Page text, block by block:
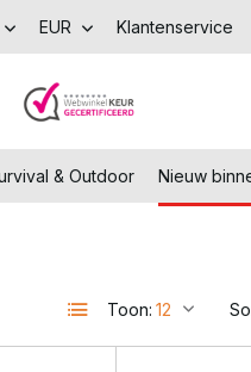
met voordeel – Gratis
EUR Klantenservice
& Outdoor Nieuw
Toon: